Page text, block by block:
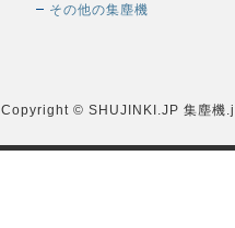
その他の集塵機
Copyright © SHUJINKI.JP 集塵機